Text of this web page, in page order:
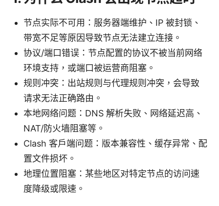
节点实际不可用：服务器端维护、IP 被封锁、
带宽不足等原因导致节点无法建立连接。
协议/端口错误：节点配置的协议不被当前网络
环境支持，或端口被运营商阻塞。
规则冲突：出站规则与代理规则冲突，会导致
请求无法正确路由。
本地网络问题：DNS 解析失败、网络延迟高、
NAT/防火墙阻塞等。
Clash 客户端问题：版本兼容性、缓存异常、配
置文件损坏。
地理位置阻塞：某些地区对特定节点的访问速
度降级或限速。